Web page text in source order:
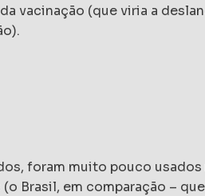
vacinação (que viria a
foram muito pouco
Brasil, em comparação –